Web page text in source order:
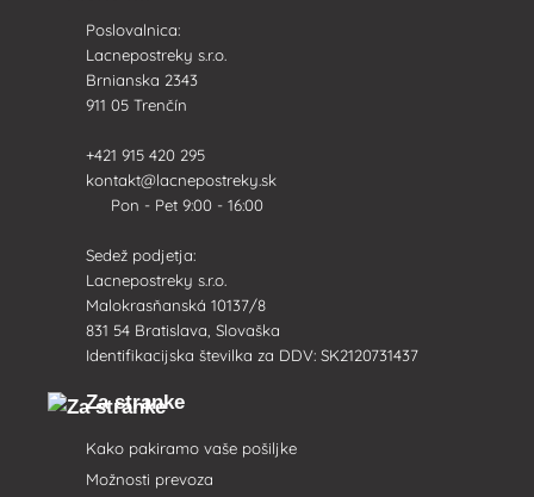
Poslovalnica:
Lacnepostreky s.r.o.
Brnianska 2343
911 05 Trenčín
+421 915 420 295
kontakt@lacnepostreky.sk
Pon - Pet 9:00 - 16:00
Sedež podjetja:
Lacnepostreky s.r.o.
Malokrasňanská 10137/8
831 54 Bratislava, Slovaška
Identifikacijska številka za DDV: SK2120731437
Za stranke
Kako pakiramo vaše pošiljke
Možnosti prevoza